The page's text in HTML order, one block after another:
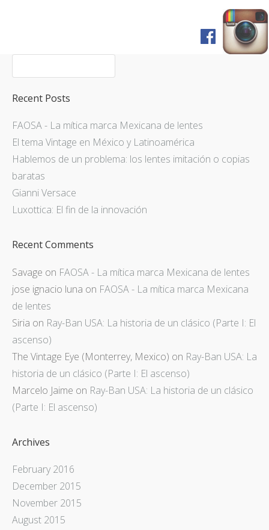
Home
FAQ
Servicios
Prensa
Recent Posts
FAOSA - La mítica marca Mexicana de lentes
El tema Vintage en México y Latinoamérica
Hablemos de un problema: los lentes imitación o copias
baratas
Gianni Versace
Luxottica: El fin de la innovación
Recent Comments
Savage on FAOSA - La mítica marca Mexicana de lentes
jose ignacio luna on FAOSA - La mítica marca Mexicana
de lentes
Siria on Ray-Ban USA: La historia de un clásico (Parte I: El
ascenso)
The Vintage Eye (Monterrey, Mexico) on Ray-Ban USA: La
historia de un clásico (Parte I: El ascenso)
Marcelo Jaime on Ray-Ban USA: La historia de un clásico
(Parte I: El ascenso)
Archives
February 2016
December 2015
November 2015
August 2015